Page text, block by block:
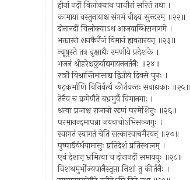
हीनां नदीं विलोक्याथ पाचौरां सरितं तथा ।
कामाया वस्तुनायाश्च संगमं वीक्ष्य सुन्दरम् ॥२२॥
दोनानदीं विलोक्याऽथ आजवाब्धिसमागमे ।
भक्तास्ते शनकैनैंजं विमानं ह्यवतारयन् ॥२३॥
न्यूषुस्ते तत्र वृक्षाद्यैः रमणीये प्रदेशके ।
भजनं श्रीहरेश्चक्रुर्वाद्यगायननर्तनैः ॥२४॥
रात्रौ विश्रान्तिमासाद्य द्वितीये दिवसे पुनः ।
षट्कर्माणि विनिर्वर्त्य कीर्तयन्तः सवाद्यकाः ॥२५॥
तेनैव च क्रमेणैते बभ्रमुर्वै विमानगाः ।
श्रत्वा प्रजाश्च राजानो रटणं परमेशितुः ॥२६॥
परमानन्दमापन्ना जयवाचोऽभिसञ्जगुः ।
स्वागतं स्वागतं चेति सत्कारवाचमैरयन् ॥२७॥
पुष्पाद्यैर्वर्धयामासुः प्रतिदेशं प्रतिस्थलम् ।
एवं देशान् भ्रमित्वा च दोनानदीं समाययुः ॥२८॥
विशश्रमुर्भोज्यपानैस्तृप्ता निशां तु कीर्तनैः ।